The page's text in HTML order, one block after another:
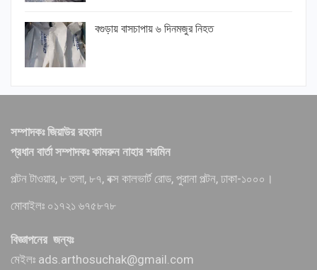
বগুড়ায় বাসচাপায় ৬ দিনমজুর নিহত
সম্পাদকঃ জিয়াউর রহমান
প্রধান বার্তা সম্পাদকঃ কামরুন নাহার শরমিন
পল্টন টাওয়ার, ৮ তলা, ৮৭, বক্স কালভার্ট রোড, পুরানা পল্টন, ঢাকা-১০০০।
মোবাইলঃ ০১৭২১ ৬৭৫৮৭৮
বিজ্ঞাপনের জন্যঃ
মেইলঃ ads.arthosuchak@gmail.com